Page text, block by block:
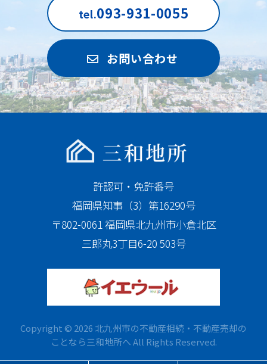
tel.093-931-0055
お問い合わせ
許認可・免許番号
福岡県知事（3）第16290号
〒802-0061 福岡県北九州市小倉北区
三郎丸3丁目6-20 503号
Copyright © 2026 北九州市の不動産相続・不動産売却の
ことなら三和地所へ All Rights Reserved.